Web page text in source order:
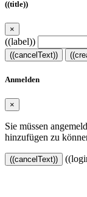
((title))
×
((label))
((cancelText))
Anmelden
×
Sie müssen
hinzufügen zu
((cancelText))